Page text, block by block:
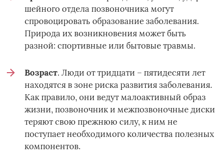
шейного отдела позвоночника могут
спровоцировать образование заболевания.
Природа их возникновения может быть
разной: спортивные или бытовые травмы.
Возраст. Люди от тридцати – пятидесяти лет
находятся в зоне риска развития заболевания.
Как правило, они ведут малоактивный образ
жизни, позвоночник и межпозвоночные диски
теряют свою прежнюю силу, к ним не
поступает необходимого количества полезных
компонентов.